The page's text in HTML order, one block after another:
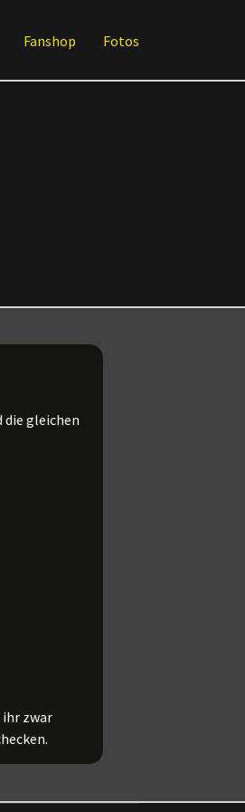
Fanshop Fotos
die gleichen
ihr zwar